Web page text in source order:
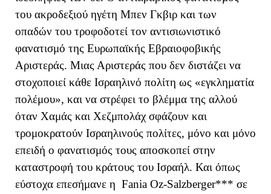
του ακροδεξιού ηγέτη Μπεν Γκβιρ και των
οπαδών του τροφοδοτεί τον αντισιωνιστικό
φανατισμό της Ευρωπαϊκής Εβραιοφοβικής
Αριστεράς. Μιας Αριστεράς που δεν διστάζει να
στοχοποιεί κάθε Ισραηλινό πολίτη ως «εγκληματία
πολέμου», και να στρέφει το βλέμμα της αλλού
όταν Χαμάς και Χεζμπολάχ σφάζουν και
τρομοκρατούν Ισραηλινούς πολίτες, μόνο και μόνο
επειδή ο φανατισμός τους αποσκοπεί στην
καταστροφή του κράτους του Ισραήλ. Και όπως
εύστοχα επεσήμανε η Fania Oz-Salzberger*** σε